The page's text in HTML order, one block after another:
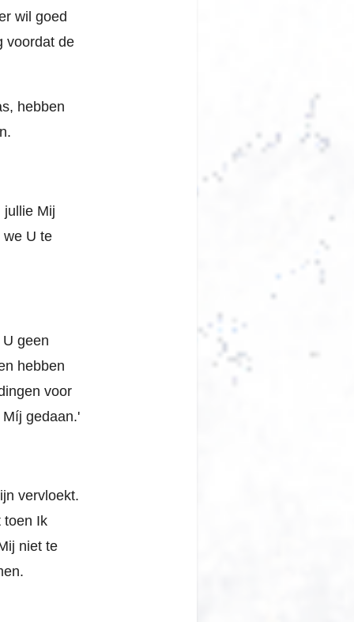
wil goed
voordat de
hebben
jullie Mij
we U te
geen
hebben
voor
gedaan.'
vervloekt.
toen Ik
niet te